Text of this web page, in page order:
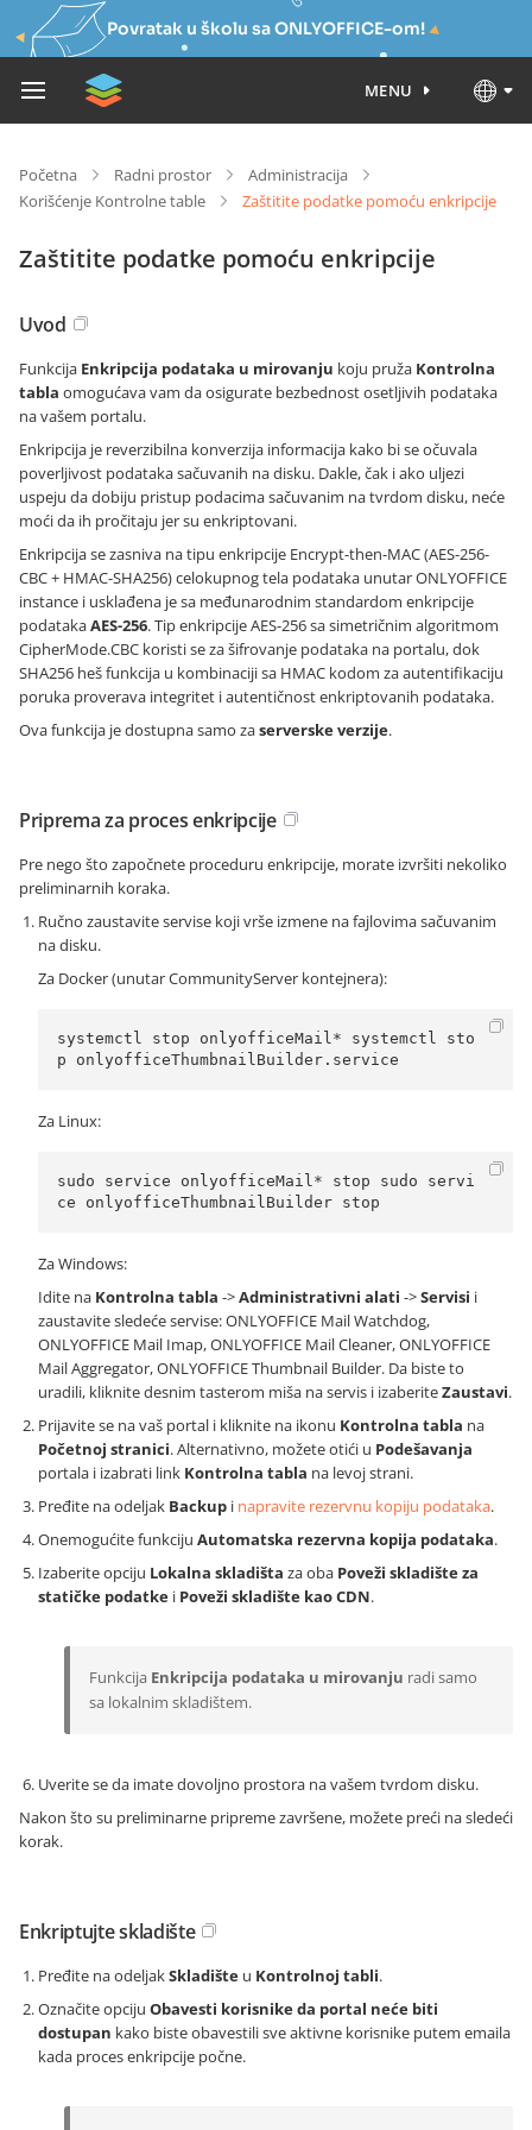
Povratak u školu sa ONLYOFFICE-om!
MENU
Početna Radni prostor
Administracija
Korišćenje Kontrolne table
Zaštitite podatke pomoću enkripcije
Zaštitite podatke pomoću enkripcije
Uvod
Funkcija Enkripcija podataka u mirovanju koju pruža Kontrolna
tabla omogućava vam da osigurate bezbednost osetljivih podataka
na vašem portalu.
Enkripcija je reverzibilna konverzija informacija kako bi se očuvala
poverljivost podataka sačuvanih na disku. Dakle, čak i ako uljezi
uspeju da dobiju pristup podacima sačuvanim na tvrdom disku, neće
moći da ih pročitaju jer su enkriptovani.
Enkripcija se zasniva na tipu enkripcije Encrypt-then-MAC (AES-256-
CBC + HMAC-SHA256) celokupnog tela podataka unutar ONLYOFFICE
instance i usklađena je sa međunarodnim standardom enkripcije
podatakaAES-256. Tip enkripcije AES-256 sa simetričnim algoritmom
CipherMode.CBC koristi se za šifrovanje podataka na portalu, dok
SHA256 heš funkcija u kombinaciji sa HMAC kodom za autentifikaciju
poruka proverava integritet i autentičnost enkriptovanih podataka.
Ova funkcija je dostupna samo zaserverske verzije.
Priprema za proces enkripcije
Pre nego što započnete proceduru enkripcije, morate izvršiti nekoliko
preliminarnih koraka.
Ručno zaustavite servise koji vrše izmene na fajlovima sačuvanim
na disku.
Za Docker (unutar CommunityServer kontejnera):
systemctl stop onlyofficeMail* systemctl sto
p onlyofficeThumbnailBuilder.service
Za Linux:
sudo service onlyofficeMail* stop sudo servi
ce onlyofficeThumbnailBuilder stop
Za Windows:
Idite na Kontrolna tabla ->Administrativni alati ->Servisi i
zaustavite sledeće servise: ONLYOFFICE Mail Watchdog,
ONLYOFFICE Mail Imap, ONLYOFFICE Mail Cleaner, ONLYOFFICE
Mail Aggregator, ONLYOFFICE Thumbnail Builder. Da biste to
uradili, kliknite desnim tasterom miša na servis i izaberiteZaustavi.
Prijavite se na vaš portal i kliknite na ikonu Kontrolna tabla na
Početnoj stranici. Alternativno, možete otići u Podešavanja
portala i izabrati link Kontrolna tabla na levoj strani.
Pređite na odeljak Backup i napravite rezervnu kopiju podataka.
Onemogućite funkciju Automatska rezervna kopija podataka.
Izaberite opciju Lokalna skladišta za oba Poveži skladište za
statičke podatke i Poveži skladište kao CDN.
Funkcija Enkripcija podataka u mirovanju radi samo
sa lokalnim skladištem.
Uverite se da imate dovoljno prostora na vašem tvrdom disku.
Nakon što su preliminarne pripreme završene, možete preći na sledeći
korak.
Enkriptujte skladište
Pređite na odeljakSkladište u Kontrolnoj tabli.
Označite opciju Obavesti korisnike da portal neće biti
dostupan kako biste obavestili sve aktivne korisnike putem emaila
kada proces enkripcije počne.